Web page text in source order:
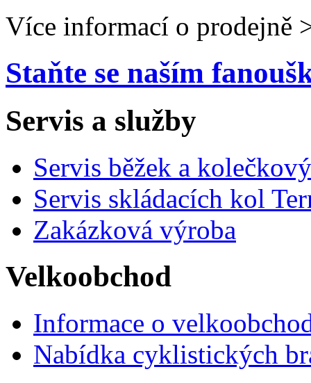
Více informací o prodejně
Staňte se naším
Servis a služby
Servis běžek a
Servis skládacích kol
Zakázková výroba
Velkoobchod
Informace o
Nabídka cyklistických